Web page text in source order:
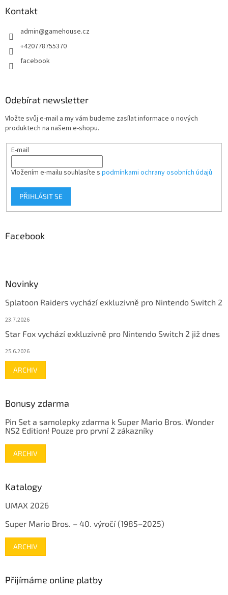
Kontakt
admin@gamehouse.cz
+420778755370
facebook
Odebírat newsletter
Vložte svůj e-mail a my vám budeme zasílat informace o nových
produktech na našem e-shopu.
E-mail
Vložením e-mailu souhlasíte s podmínkami ochrany osobních údajů
PŘIHLÁSIT SE
Facebook
Novinky
Splatoon Raiders vychází exkluzivně pro Nintendo Switch 2
23.7.2026
Star Fox vychází exkluzivně pro Nintendo Switch 2 již dnes
25.6.2026
ARCHIV
Bonusy zdarma
Pin Set a samolepky zdarma k Super Mario Bros. Wonder
NS2 Edition! Pouze pro první 2 zákazníky
ARCHIV
Katalogy
UMAX 2026
Super Mario Bros. – 40. výročí (1985–2025)
ARCHIV
Přijímáme online platby